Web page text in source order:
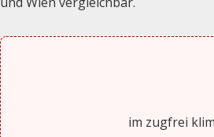
im zugfrei